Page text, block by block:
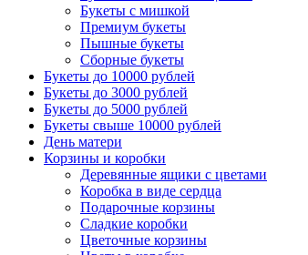
Букеты с мишкой
Премиум букеты
Пышные букеты
Сборные букеты
Букеты до 10000 рублей
Букеты до 3000 рублей
Букеты до 5000 рублей
Букеты свыше 10000 рублей
День матери
Корзины и коробки
Деревянные ящики с цветами
Коробка в виде сердца
Подарочные корзины
Сладкие коробки
Цветочные корзины